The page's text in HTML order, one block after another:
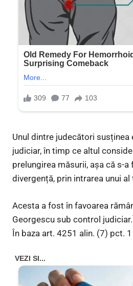
Unul dintre judecători
judiciar, în timp ce altul
prelungirea măsurii, așa că s-
divergență, prin intrarea unui
Acesta a fost în favoarea
Georgescu sub control
În baza art. 4251 alin. (7) pct.